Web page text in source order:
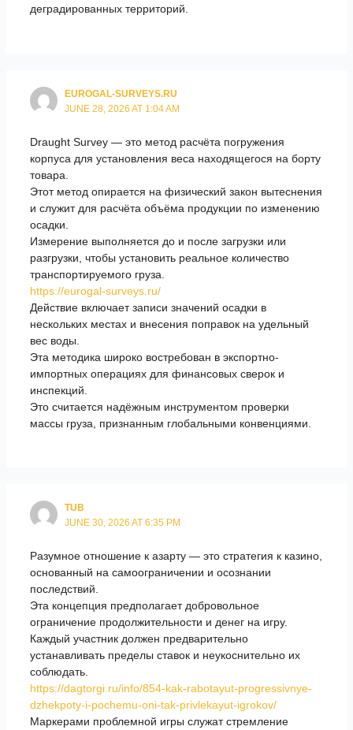
деградированных территорий.
EUROGAL-SURVEYS.RU
JUNE 28, 2026 AT 1:04 AM
Draught Survey — это метод расчёта погружения
корпуса для установления веса находящегося на борту
товара.
Этот метод опирается на физический закон вытеснения
и служит для расчёта объёма продукции по изменению
осадки.
Измерение выполняется до и после загрузки или
разгрузки, чтобы установить реальное количество
транспортируемого груза.
https://eurogal-surveys.ru/
Действие включает записи значений осадки в
нескольких местах и внесения поправок на удельный
вес воды.
Эта методика широко востребован в экспортно-
импортных операциях для финансовых сверок и
инспекций.
Это считается надёжным инструментом проверки
массы груза, признанным глобальными конвенциями.
TUB
JUNE 30, 2026 AT 6:35 PM
Разумное отношение к азарту — это стратегия к казино,
основанный на самоограничении и осознании
последствий.
Эта концепция предполагает добровольное
ограничение продолжительности и денег на игру.
Каждый участник должен предварительно
устанавливать пределы ставок и неукоснительно их
соблюдать.
https://dagtorgi.ru/info/854-kak-rabotayut-progressivnye-
dzhekpoty-i-pochemu-oni-tak-privlekayut-igrokov/
Маркерами проблемной игры служат стремление